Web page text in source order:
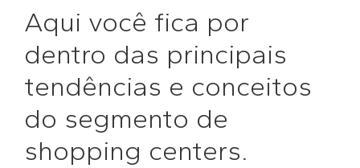
Aqui você fica por
dentro das principais
tendências e conceitos
do segmento de
shopping centers.